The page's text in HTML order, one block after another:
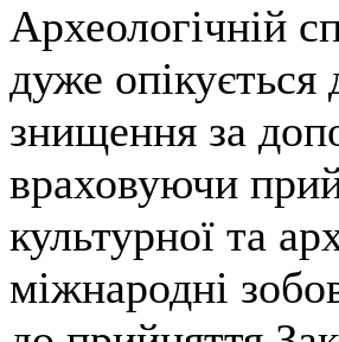
Археологічній
дуже
знищення за
враховуючи
культурної та
міжнародні